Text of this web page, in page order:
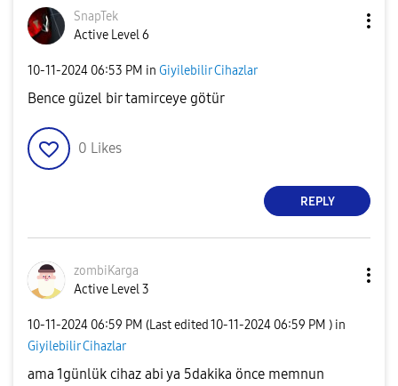
SnapTek
Active Level 6
‎10-11-2024 06:53 PM in Giyilebilir Cihazlar
Bence güzel bir tamirceye götür
0 Likes
REPLY
zombiKarga
Active Level 3
‎10-11-2024 06:59 PM (Last edited ‎10-11-2024 06:59 PM ) in
Giyilebilir Cihazlar
ama 1günlük cihaz abi ya 5dakika önce memnun